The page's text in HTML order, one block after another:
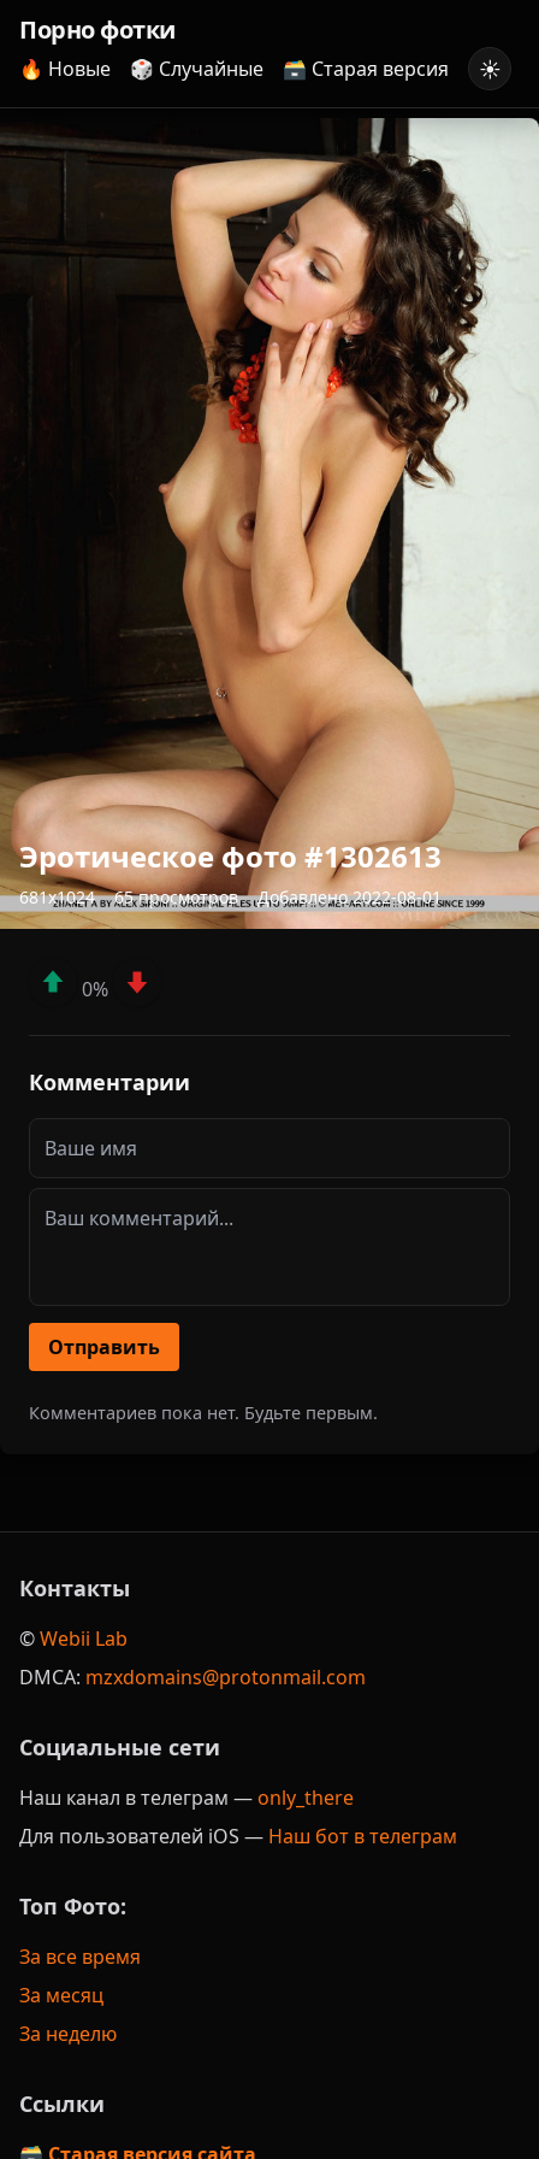
Порно фотки
🔥 Новые 🎲 Случайные 🗃️ Старая версия ☀️
Эротическое фото #1302613
681x1024 65 просмотров Добавлено 2022-08-01
0%
Комментарии
Отправить
Комментариев пока нет. Будьте первым.
Контакты
©️Webii Lab
DMCA: mzxdomains@protonmail.com
Социальные сети
Наш канал в телеграм —only_there
Для пользователей iOS — Наш бот в телеграм
Топ Фото:
За все время
За месяц
За неделю
Ссылки